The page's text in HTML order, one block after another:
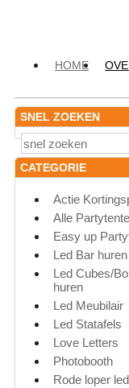
HOME
SNEL ZOEKEN
CATEGORIE
Actie
Alle
Easy up
Led Bar huren
Led Cubes/
huren
Led Meubilair
Led Statafels
Love Letters
Photobooth
Rode loper led